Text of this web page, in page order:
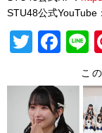
STU48公式YouTube：
T
tt
er
F
c
e
n
e
こ